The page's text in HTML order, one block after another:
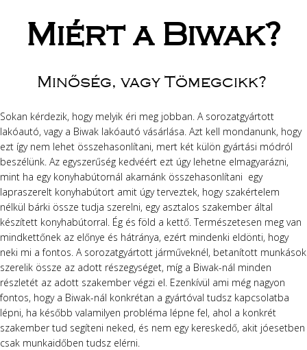
Miért a Biwak?
Minőség, vagy Tömegcikk?
Sokan kérdezik, hogy melyik éri meg jobban. A sorozatgyártott
lakóautó, vagy a Biwak lakóautó vásárlása. Azt kell mondanunk, hogy
ezt így nem lehet összehasonlítani, mert két külön gyártási módról
beszélünk. Az egyszerűség kedvéért ezt úgy lehetne elmagyarázni,
mint ha egy konyhabútornál akarnánk összehasonlítani egy
lapraszerelt konyhabútort amit úgy terveztek, hogy szakértelem
nélkül bárki össze tudja szerelni, egy asztalos szakember által
készített konyhabútorral. Ég és föld a kettő. Természetesen meg van
mindkettőnek az előnye és hátránya, ezért mindenki eldönti, hogy
neki mi a fontos. A sorozatgyártott járműveknél, betanított munkások
szerelik össze az adott részegységet, míg a Biwak-nál minden
részletét az adott szakember végzi el. Ezenkívül ami még nagyon
fontos, hogy a Biwak-nál konkrétan a gyártóval tudsz kapcsolatba
lépni, ha később valamilyen probléma lépne fel, ahol a konkrét
szakember tud segíteni neked, és nem egy kereskedő, akit jóesetben
csak munkaidőben tudsz elérni.